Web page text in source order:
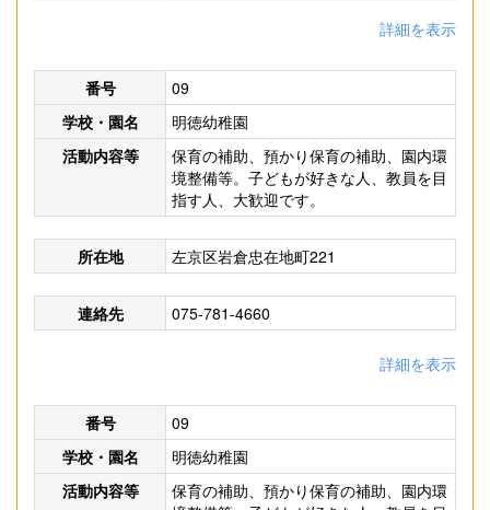
詳細を表示
番号
09
学校・園名
明徳幼稚園
活動内容等
保育の補助、預かり保育の補助、園内環
境整備等。子どもが好きな人、教員を目
指す人、大歓迎です。
所在地 左京区岩倉忠在地町221
連絡先 075-781-4660
詳細を表示
番号
09
学校・園名
明徳幼稚園
活動内容等
保育の補助、預かり保育の補助、園内環